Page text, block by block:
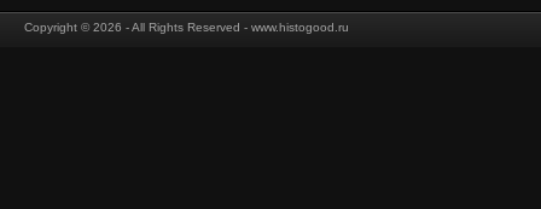
Copyright © 2026 - All Rights Reserved - www.histogood.ru